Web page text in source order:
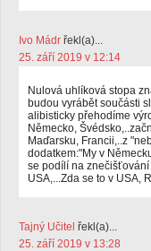
Ivo Mádr řekl(a)...
25. září 2019 v 12:14
Nulová uhlíková stopa
budou vyrábět součásti
alibisticky přehodíme
Německo,
Maďarsku, Francii,..z
dodatkem:"My v
se podílí na
USA,...Zda se to v USA,
Tajný Učitel řekl(a)...
25. září 2019 v 13:28